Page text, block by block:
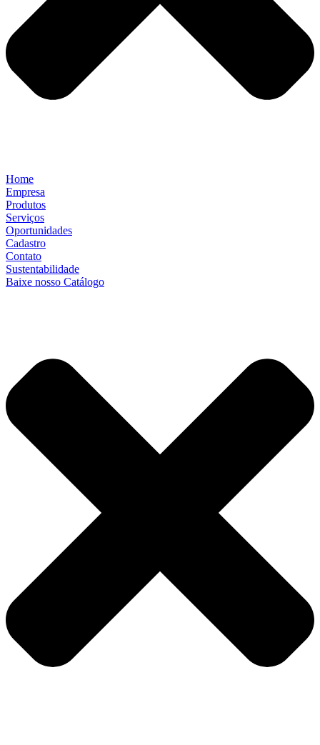
Home
Empresa
Produtos
Serviços
Oportunidades
Cadastro
Contato
Sustentabilidade
Baixe nosso Catálogo